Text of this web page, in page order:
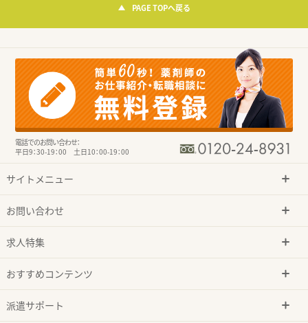
PAGE TOPへ戻る
電話でのお問い合わせ：
平日9：30-19：00 土日10：00-19：00
サイトメニュー
お問い合わせ
求人特集
おすすめコンテンツ
派遣サポート